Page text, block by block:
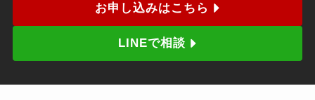
お申し込みはこちら
LINEで相談